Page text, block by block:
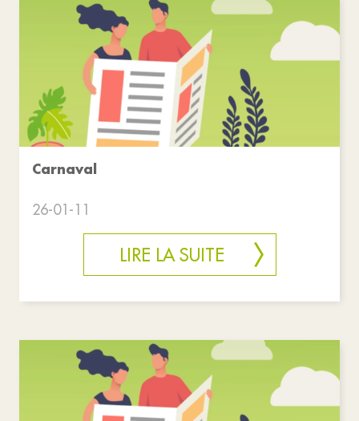
Carnaval
26-01-11
LIRE LA SUITE